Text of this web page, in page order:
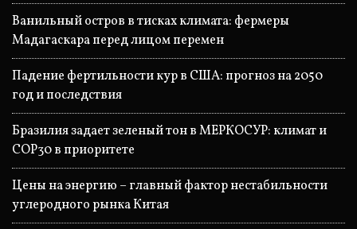
Ванильный остров в тисках климата: фермеры
Мадагаскара перед лицом перемен
Падение фертильности кур в США: прогноз на 2050
год и последствия
Бразилия задает зеленый тон в МЕРКОСУР: климат и
COP30 в приоритете
Цены на энергию – главный фактор нестабильности
углеродного рынка Китая